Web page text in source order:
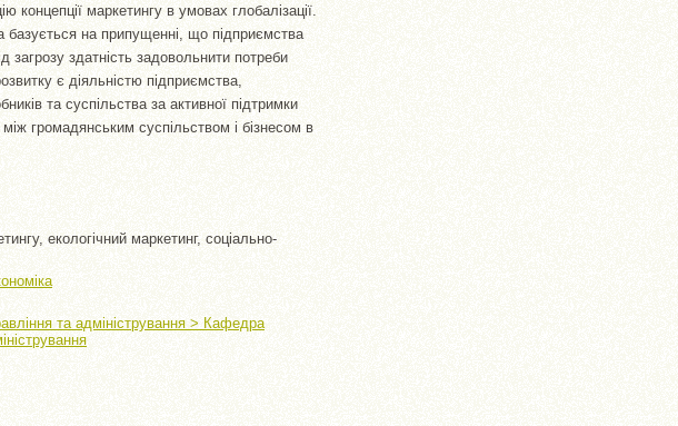
маркетингу в умовах глобалізації.
базується на припущенні, що підприємства
здатність задовольнити потреби
є діяльністю підприємства,
та суспільства за активної підтримки
громадянським суспільством і бізнесом в
екологічний маркетинг, соціально-
та адміністрування > Кафедра